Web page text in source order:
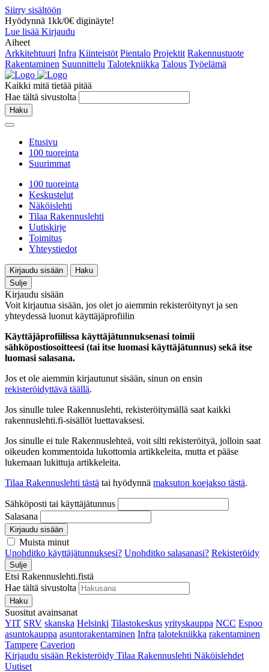
Siirry sisältöön
Hyödynnä 1kk/0€ diginäyte!
Lue lisää Kirjaudu
Aiheet
Arkkitehtuuri Infra Kiinteistöt Pientalo Projektit Rakennustuote
Rakentaminen Suunnittelu Talotekniikka Talous Työelämä
Kaikki mitä tietää pitää
Hae tältä sivustolta
Haku
Etusivu
100 tuoreinta
Suurimmat
100 tuoreinta
Keskustelut
Näköislehti
Tilaa Rakennuslehti
Uutiskirje
Toimitus
Yhteystiedot
Kirjaudu sisään
Haku
Sulje
Kirjaudu sisään
Voit kirjautua sisään, jos olet jo aiemmin rekisteröitynyt ja sen
yhteydessä luonut käyttäjäprofiilin
Käyttäjäprofiilissa käyttäjätunnuksenasi toimii
sähköpostiosoitteesi (tai itse luomasi käyttäjätunnus) sekä itse
luomasi salasana.
Jos et ole aiemmin kirjautunut sisään, sinun on ensin
rekisteröidyttävä täällä.
Jos sinulle tulee Rakennuslehti, rekisteröitymällä saat kaikki
rakennuslehti.fi-sisällöt luettavaksesi.
Jos sinulle ei tule Rakennuslehteä, voit silti rekisteröityä, jolloin saat
oikeuden kommentoida lukottomia artikkeleita, mutta et pääse
lukemaan lukittuja artikkeleita.
Tilaa Rakennuslehti tästä tai hyödynnä maksuton koejakso tästä.
Sähköposti tai käyttäjätunnus
Salasana
Kirjaudu sisään
Muista minut
Unohditko käyttäjätunnuksesi? Unohditko salasanasi? Rekisteröidy
Sulje
Etsi Rakennuslehti.fistä
Hae tältä sivustolta
Haku
Suositut avainsanat
YIT SRV skanska Helsinki Tilastokeskus yrityskauppa NCC Espoo
asuntokauppa asuntorakentaminen Infra talotekniikka rakentaminen
Tampere Caverion
Kirjaudu sisään Rekisteröidy Tilaa Rakennuslehti Näköislehdet
Uutiset